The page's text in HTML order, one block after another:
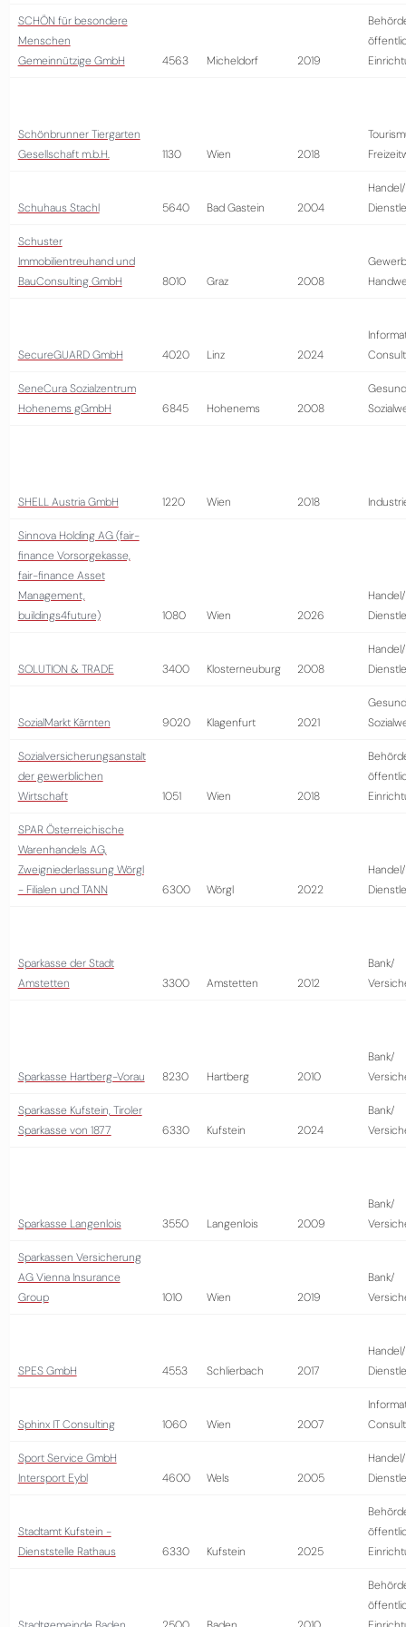
SCHÖN für besondere
Menschen
Gemeinnützige GmbH
4563 Micheldorf 2019
Schönbrunner Tiergarten
Gesellschaft m.b.H.
1130 Wien 2018
Schuhaus Stachl 5640 Bad Gastein 2004
Handel/
Schuster
Immobilientreuhand und
BauConsulting GmbH
8010 Graz 2008
SecureGUARD GmbH 4020 Linz 2024
SeneCura Sozialzentrum
Hohenems gGmbH
6845 Hohenems 2008
SHELL Austria GmbH 1220 Wien 2018
Sinnova Holding AG (fair-
finance Vorsorgekasse,
fair-finance Asset
Management,
buildings4future)
1080 Wien 2026
Handel/
SOLUTION & TRADE 3400 Klosterneuburg 2008
Handel/
SozialMarkt Kärnten 9020 Klagenfurt 2021
Sozialversicherungsanstalt
der gewerblichen
Wirtschaft
1051 Wien 2018
SPAR Österreichische
Warenhandels AG,
Zweigniederlassung Wörgl
- Filialen und TANN
6300 Wörgl 2022
Handel/
Sparkasse der Stadt
Amstetten
3300 Amstetten 2012
Bank/
Sparkasse Hartberg-Vorau 8230 Hartberg 2010
Bank/
Sparkasse Kufstein, Tiroler
Sparkasse von 1877
6330 Kufstein 2024
Bank/
Sparkasse Langenlois 3550 Langenlois 2009
Bank/
Sparkassen Versicherung
AG Vienna Insurance
Group
1010 Wien 2019
Bank/
SPES GmbH 4553 Schlierbach 2017
Handel/
Sphinx IT Consulting 1060 Wien 2007
Sport Service GmbH
Intersport Eybl
4600 Wels 2005
Handel/
Stadtamt Kufstein -
Dienststelle Rathaus
6330 Kufstein 2025